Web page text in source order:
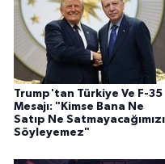
Trump'tan Türkiye Ve F-35
Mesajı: "Kimse Bana Ne
Satıp Ne Satmayacağımızı
Söyleyemez"